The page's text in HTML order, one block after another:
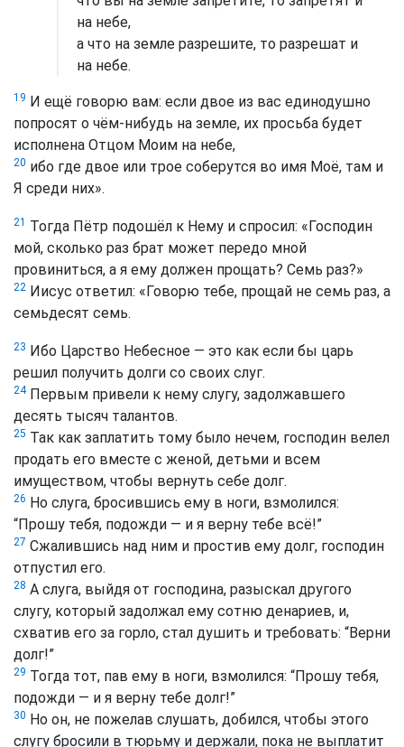
на небе,
а что на земле разрешите, то разрешат и
на небе.
19 И ещё говорю вам: если двое из вас единодушно
попросят о чём-нибудь на земле, их просьба будет
исполнена Отцом Моим на небе,
20 ибо где двое или трое соберутся во имя Моё, там и
Я среди них».
21 Тогда Пётр подошёл к Нему и спросил: «Господин
мой, сколько раз брат может передо мной
провиниться, а я ему должен прощать? Семь раз?»
22 Иисус ответил: «Говорю тебе, прощай не семь раз, а
семьдесят семь.
23 Ибо Царство Небесное — это как если бы царь
решил получить долги со своих слуг.
24Первым привели к нему слугу, задолжавшего
десять тысяч талантов.
25 Так как заплатить тому было нечем, господин велел
продать его вместе с женой, детьми и всем
имуществом, чтобы вернуть себе долг.
26 Но слуга, бросившись ему в ноги, взмолился:
“Прошу тебя, подожди — и я верну тебе всё!”
27 Сжалившись над ним и простив ему долг, господин
отпустил его.
28 А слуга, выйдя от господина, разыскал другого
слугу, который задолжал ему сотню денариев, и,
схватив его за горло, стал душить и требовать: “Верни
долг!”
29 Тогда тот, пав ему в ноги, взмолился: “Прошу тебя,
подожди — и я верну тебе долг!”
30 Но он, не пожелав слушать, добился, чтобы этого
слугу бросили в тюрьму и держали, пока не выплатит